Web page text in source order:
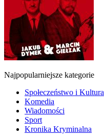
Najpopularniejsze kategorie
Społeczeństwo i Kultura
Komedia
Wiadomości
Sport
Kronika Kryminalna